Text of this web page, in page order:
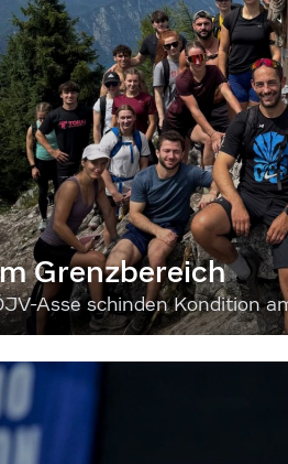
Grenzbereich
Asse schinden Kondition